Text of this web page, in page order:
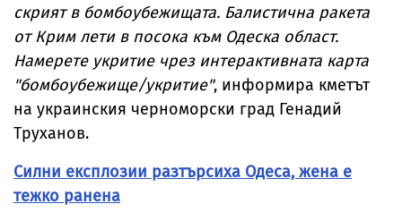
скрият в бомбоубежищата. Балистична ракета
от Крим лети в посока към Одеска област.
Намерете укритие чрез интерактивната карта
"бомбоубежище/укритие", информира кметът
на украинския черноморски град Генадий
Труханов.
Силни експлозии разтърсиха Одеса, жена е
тежко ранена